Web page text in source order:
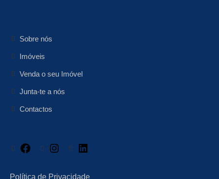
Sobre nós
Imóveis
Venda o seu Imóvel
Junta-te a nós
Contactos
Facebook Instagram
Política de Privacidade